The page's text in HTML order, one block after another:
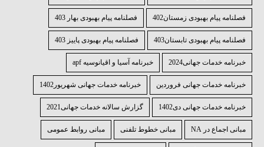
فصلنامه پیام بهبودی زمستان402 فصلنامه پیام بهبودی بهار 403
فصلنامه پیام بهبودی تابستان403 فصلنامه پیام بهبودی پاییز 403
خبرنامه خدمات جهانی2024 خبرنامه آسیا و اقیانوسیه apf
خبرنامه خدمات جهانی فروردین خبرنامه خدمات جهانی شهریور1402
خبرنامه خدمات جهانی دی1402 گزارش سالانه خدمات جهانی2021
مبانی اجماع در NA مبانی خطوط تلفنی مبانی روابط عمومی